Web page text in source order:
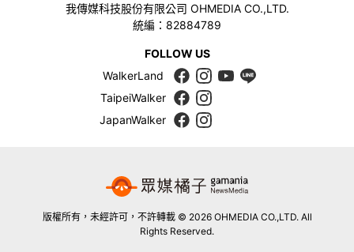
我傳媒科技股份有限公司 OHMEDIA CO.,LTD.
統編：82884789
FOLLOW US
WalkerLand
TaipeiWalker
JapanWalker
版權所有，未經許可，不許轉載 © 2026 OHMEDIA CO.,LTD. All
Rights Reserved.